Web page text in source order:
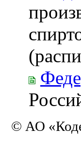
© АО